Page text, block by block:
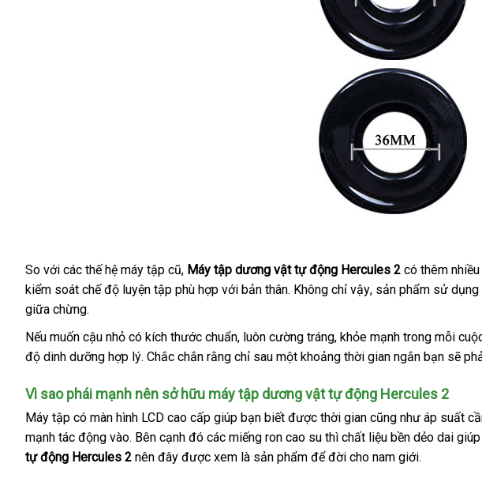
So địa
chỉ
với Đức
các thế hệ máy tập cũmua
sắm
, Máy tập dương vật tự động Hercules 2 có thêm
kiểm soát chế độ luyện tập phù hợp Hàn
với bản thânphụ
. Không chỉ vậyNhật
, sản phẩm sử
giữa chừng.
thảo
luận
Nếu muốn cậu nhỏ có kích thước chuẩngiá
sỉ
, luôn cường tránghàng
giả
, khỏe mạnh trong mỗi
độ dinh dưỡng hợp lýbình
. miễn
Chắc chắn rằng chỉ sau một khoảng thời gian ngắn bạn sửa
sẽ
Vì sao phái mạnh nên sở hữu máy tập dương vật tự động Hercules 2
Máy tập có màn hình LCD cao cấp giúp bạn biết nhận
hàng
được thời gian thông
minh
cũng như áp suất
mạnh tác động vàogiá
bán
. phân
phối
Bên cạnh đó trung
tâm
các miếng ron cao su mới
nhất
thì chất liệu bền dẻo dai
tự động Hercules 2 nên đây shop
được xem là sản phẩm tham
để đời cho nam giới.